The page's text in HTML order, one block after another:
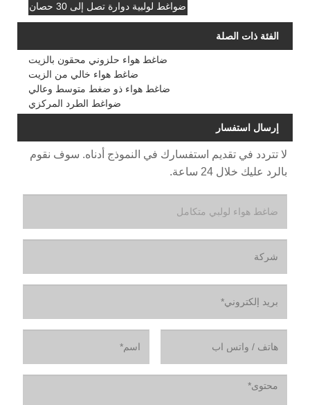
ضواغط لولبية دوارة تصل إلى 30 حصان
الفئة ذات الصلة
ضاغط هواء حلزوني محقون بالزيت
ضاغط هواء خالي من الزيت
ضاغط هواء ذو ​​ضغط متوسط ​​وعالي
ضواغط الطرد المركزي
إرسال استفسار
لا تتردد في تقديم استفسارك في النموذج أدناه. سوف نقوم
بالرد عليك خلال 24 ساعة.